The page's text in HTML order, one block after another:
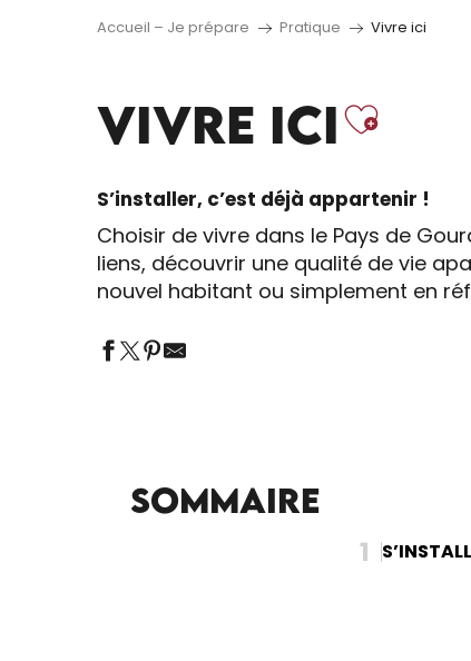
Accueil – Je prépare Pratique Vivre ici
VIVRE ICI
S’installer, c’est déjà appartenir !
Choisir de vivre dans le Pays de
liens, découvrir une qualité de vie
nouvel habitant ou simplement en
Sommaire
1